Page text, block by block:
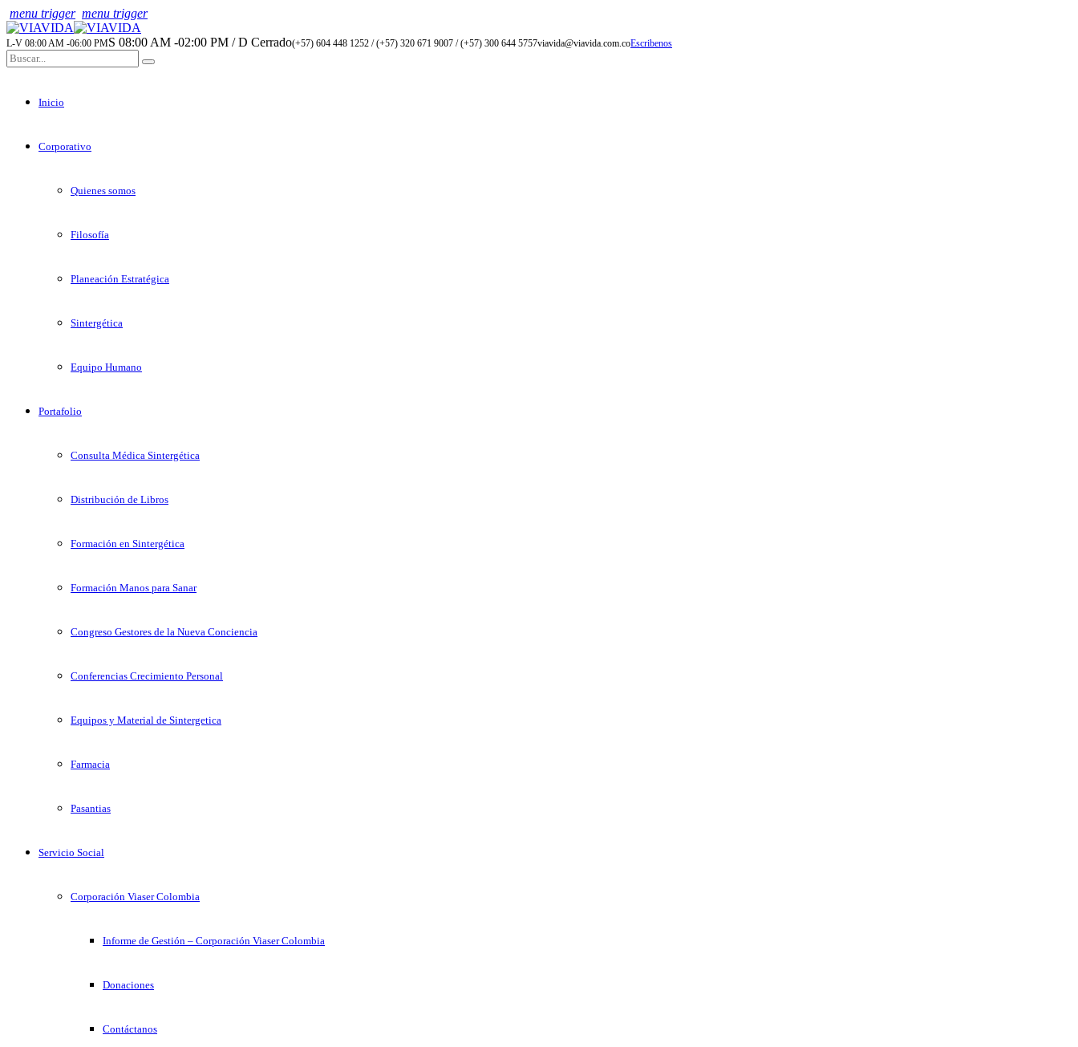
menu trigger menu trigger
L-V 08:00 AM -06:00 PMS 08:00 AM -02:00 PM / D Cerrado(+57) 604 448 1252 / (+57) 320 671 9007 / (+57) 300 644 5757viavida@viavida.com.coEscribenos
Inicio
Corporativo
Quienes somos
Filosofía
Planeación Estratégica
Sintergética
Equipo Humano
Portafolio
Consulta Médica Sintergética
Distribución de Libros
Formación en Sintergética
Formación Manos para Sanar
Congreso Gestores de la Nueva Conciencia
Conferencias Crecimiento Personal
Equipos y Material de Sintergetica
Farmacia
Pasantias
Servicio Social
Corporación Viaser Colombia
Informe de Gestión – Corporación Viaser Colombia
Donaciones
Contáctanos